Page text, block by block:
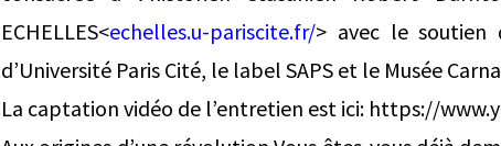
ECHELLES<echelles.u-pariscite.fr/> avec le soutien
d’Université Paris Cité, le label SAPS et le Musée
La captation vidéo de l’entretien est ici: https://